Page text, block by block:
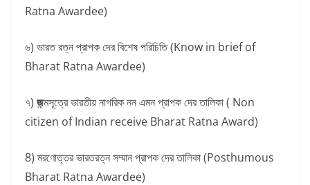
Ratna Awardee)
৬) ভারত রত্ন প্রাপক দের বিশেষ পরিচিতি (Know in brief of
Bharat Ratna Awardee)
৭) জন্মসূত্রে ভারতীয় নাগরিক নন এমন প্রাপক দের তালিকা ( Non
citizen of Indian receive Bharat Ratna Award)
8) মরণোত্তর ভারতরত্ন সম্মান প্রাপক দের তালিকা (Posthumous
Bharat Ratna Awardee)